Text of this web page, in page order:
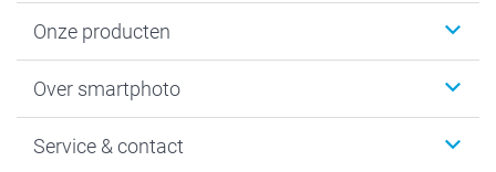
Onze producten
Fotoboeken
Fotocadeaus
Over smartphoto
Vacatures
Service & contact